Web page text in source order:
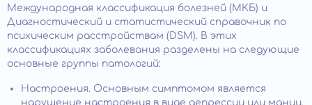
Международная классификация болезней (МКБ) и
Диагностический и статистический справочник по
психическим расстройствам (DSM). В этих
классификациях заболевания разделены на следующие
основные группы патологий:
Настроения. Основным симптомом является
нарушение настроения в виде депрессии или мании.